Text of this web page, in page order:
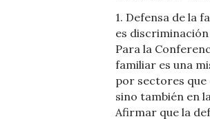
1. Defensa de la
es discriminación
Para la
familiar es una
por sectores que
sino también en
Afirmar que la